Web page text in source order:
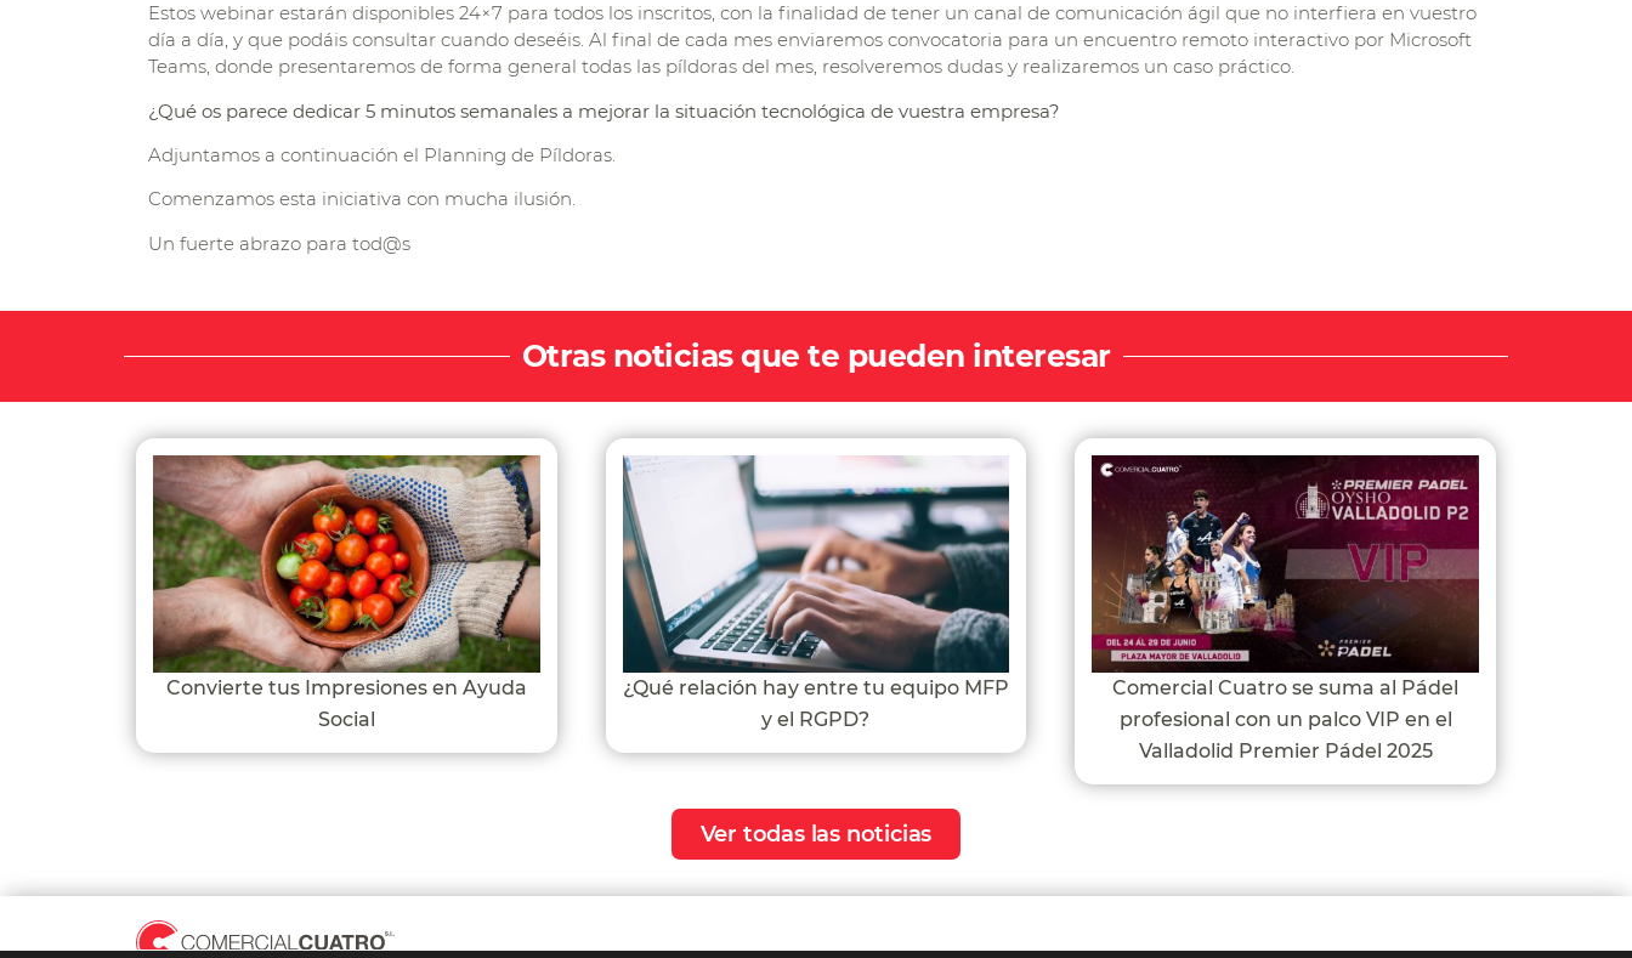
Estos webinar estarán disponibles 24×7 para todos los inscritos, con la finalidad de tener un canal de comunicación ágil que no interfiera en vuestro
día a día, y que podáis consultar cuando deseéis. Al final de cada mes enviaremos convocatoria para un encuentro remoto interactivo por Microsoft
Teams, donde presentaremos de forma general todas las píldoras del mes, resolveremos dudas y realizaremos un caso práctico.
¿Qué os parece dedicar 5 minutos semanales a mejorar la situación tecnológica de vuestra empresa?
Adjuntamos a continuación el Planning de Píldoras.
Comenzamos esta iniciativa con mucha ilusión.
Un fuerte abrazo para tod@s
Otras noticias que te pueden interesar
Convierte tus Impresiones en Ayuda
Social
¿Qué relación hay entre tu equipo MFP
y el RGPD?
Comercial Cuatro se suma al Pádel
profesional con un palco VIP en el
Valladolid Premier Pádel 2025
Ver todas las noticias